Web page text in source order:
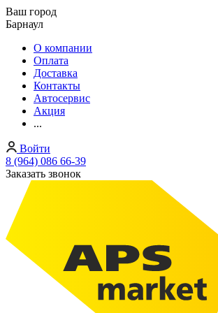
Ваш город
Барнаул
О компании
Оплата
Доставка
Контакты
Автосервис
Акция
...
Войти
8 (964) 086 66-39
Заказать звонок